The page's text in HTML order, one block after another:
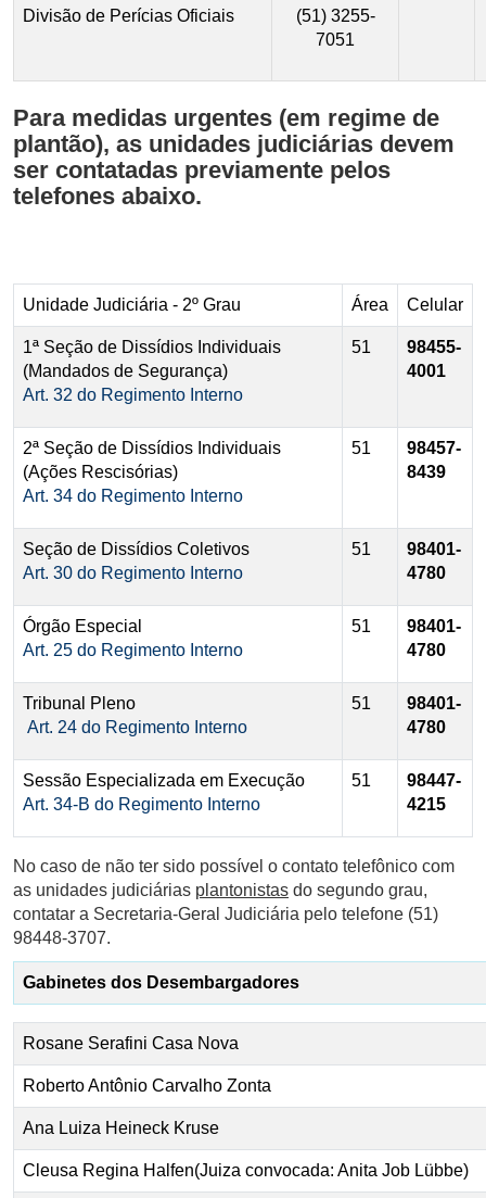
Divisão de Perícias Oficiais
(51) 3255-
7051
Para medidas urgentes (em regime de
plantão), as unidades judiciárias devem
ser contatadas previamente pelos
telefones abaixo.
Unidade Judiciária - 2º Grau Área Celular
1ª Seção de Dissídios Individuais
(Mandados de Segurança)
Art. 32 do Regimento Interno
51
98455-
4001
2ª Seção de Dissídios Individuais
(Ações Rescisórias)
Art. 34 do Regimento Interno
51
98457-
8439
Seção de Dissídios Coletivos
Art. 30 do Regimento Interno
51
98401-
4780
Órgão Especial
Art. 25 do Regimento Interno
51
98401-
4780
Tribunal Pleno
Art. 24 do Regimento Interno
51
98401-
4780
Sessão Especializada em Execução
Art. 34-B do Regimento Interno
51
98447-
4215
No caso de não ter sido possível o contato telefônico com
as unidades judiciárias plantonistas do segundo grau,
contatar a Secretaria-Geral Judiciária pelo telefone (51)
98448-3707.
Gabinetes dos Desembargadores
Rosane Serafini Casa Nova
Roberto Antônio Carvalho Zonta
Ana Luiza Heineck Kruse
Cleusa Regina Halfen(Juiza convocada: Anita Job Lübbe)